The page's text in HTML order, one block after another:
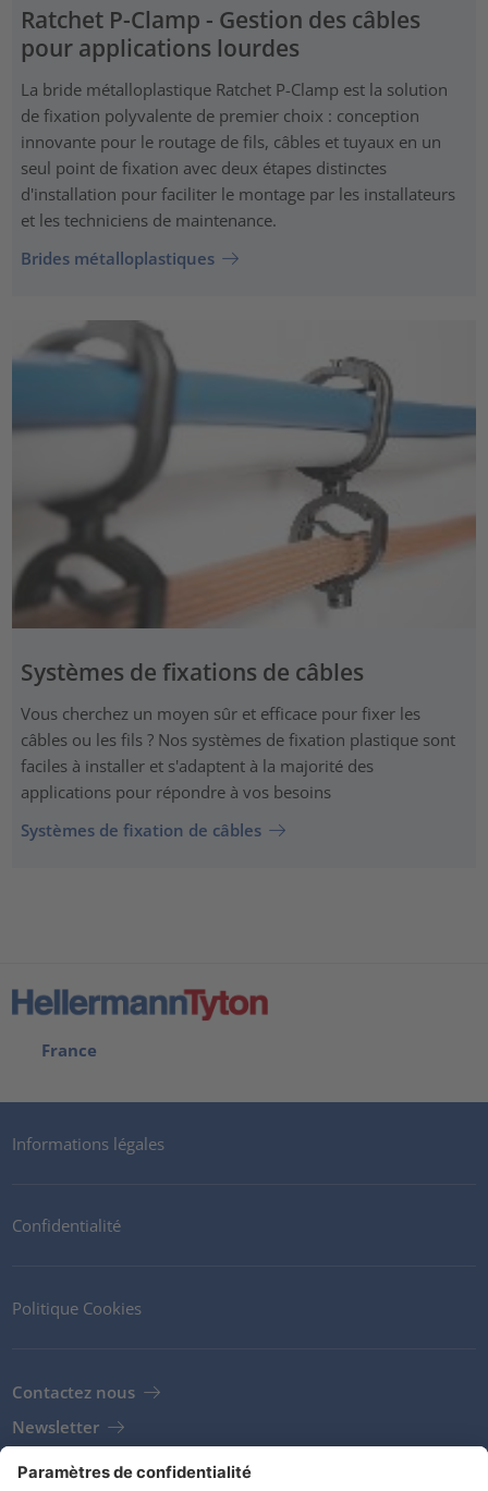
Ratchet P-Clamp - Gestion des câbles
pour applications lourdes
La bride métalloplastique Ratchet P-Clamp est la solution
de fixation polyvalente de premier choix : conception
innovante pour le routage de fils, câbles et tuyaux en un
seul point de fixation avec deux étapes distinctes
d'installation pour faciliter le montage par les installateurs
et les techniciens de maintenance.
Brides métalloplastiques
Systèmes de fixations de câbles
Vous cherchez un moyen sûr et efficace pour fixer les
câbles ou les fils ? Nos systèmes de fixation plastique sont
faciles à installer et s'adaptent à la majorité des
applications pour répondre à vos besoins
Systèmes de fixation de câbles
France
Informations légales
Confidentialité
Politique Cookies
Contactez nous
Newsletter